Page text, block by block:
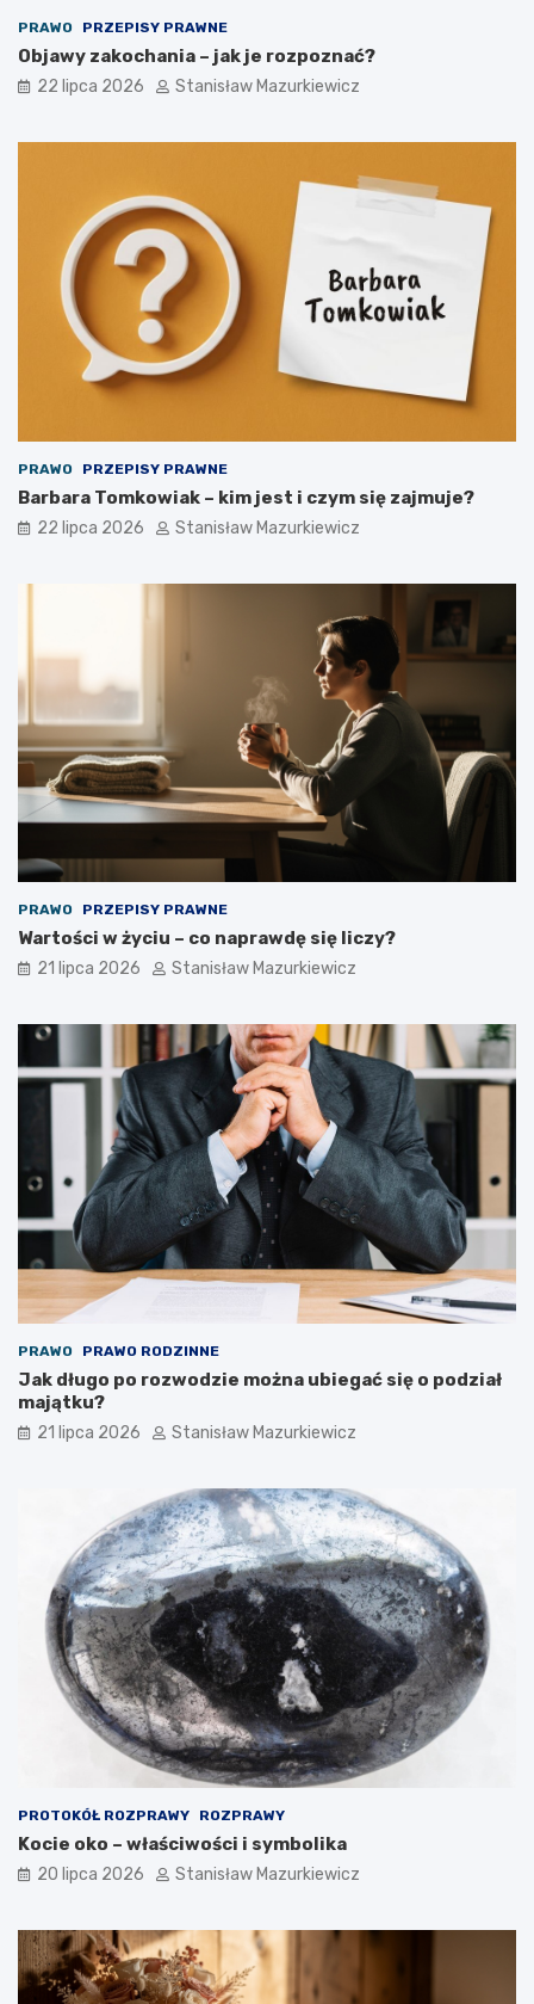
PRAWO PRZEPISY PRAWNE
Objawy zakochania – jak je rozpoznać?
22 lipca 2026 Stanisław Mazurkiewicz
PRAWO PRZEPISY PRAWNE
Barbara Tomkowiak – kim jest i czym się zajmuje?
22 lipca 2026 Stanisław Mazurkiewicz
PRAWO PRZEPISY PRAWNE
Wartości w życiu – co naprawdę się liczy?
21 lipca 2026 Stanisław Mazurkiewicz
PRAWO PRAWO RODZINNE
Jak długo po rozwodzie można ubiegać się o podział
majątku?
21 lipca 2026 Stanisław Mazurkiewicz
PROTOKÓŁ ROZPRAWY ROZPRAWY
Kocie oko – właściwości i symbolika
20 lipca 2026 Stanisław Mazurkiewicz